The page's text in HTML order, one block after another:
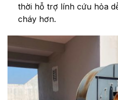
thời hỗ trợ lính cứu hỏa
cháy hơn.